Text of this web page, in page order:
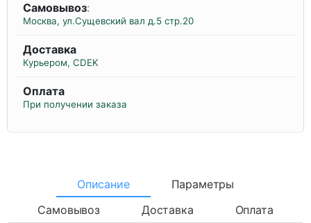
Самовывоз:
Москва, ул.Сущевский вал д.5 стр.20
Доставка
Курьером, CDEK
Оплата
При получении заказа
Описание
Параметры
Самовывоз
Доставка Оплата